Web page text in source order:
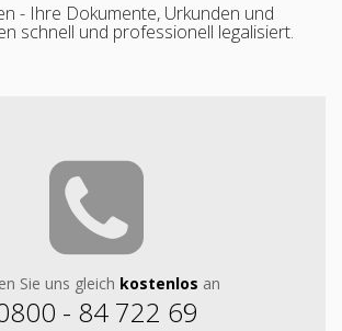
- Ihre Dokumente, Urkunden und
schnell und professionell legalisiert.
Sie uns gleich kostenlos an
- 84 722 69